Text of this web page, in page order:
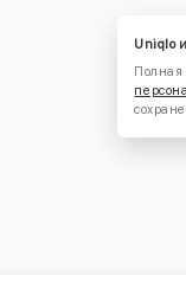
Uniqlo
Полная